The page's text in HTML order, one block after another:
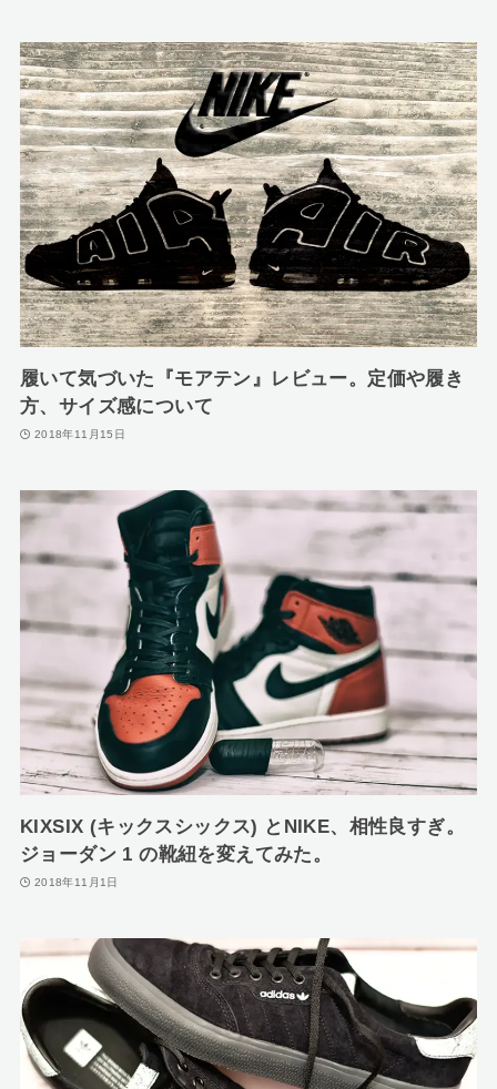
履いて気づいた『モアテン』レビュー。定価や履き
方、サイズ感について
2018年11月15日
KIXSIX (キックスシックス) とNIKE、相性良すぎ。
ジョーダン 1 の靴紐を変えてみた。
2018年11月1日